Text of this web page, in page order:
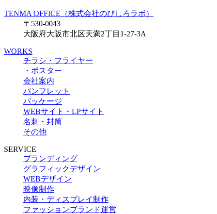
TENMA OFFICE（株式会社のびしろラボ）
〒530-0043
大阪府大阪市北区天満2丁目1-27-3A
WORKS
チラシ・フライヤー
・ポスター
会社案内
パンフレット
パッケージ
WEBサイト・LPサイト
名刺・封筒
その他
SERVICE
ブランディング
グラフィックデザイン
WEBデザイン
映像制作
内装・ディスプレイ制作
ファッションブランド運営